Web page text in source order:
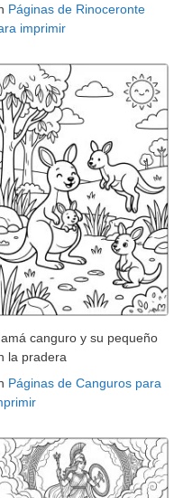
Páginas de Rinoceronte
imprimir
canguro y su pequeño
la pradera
Páginas de Canguros para